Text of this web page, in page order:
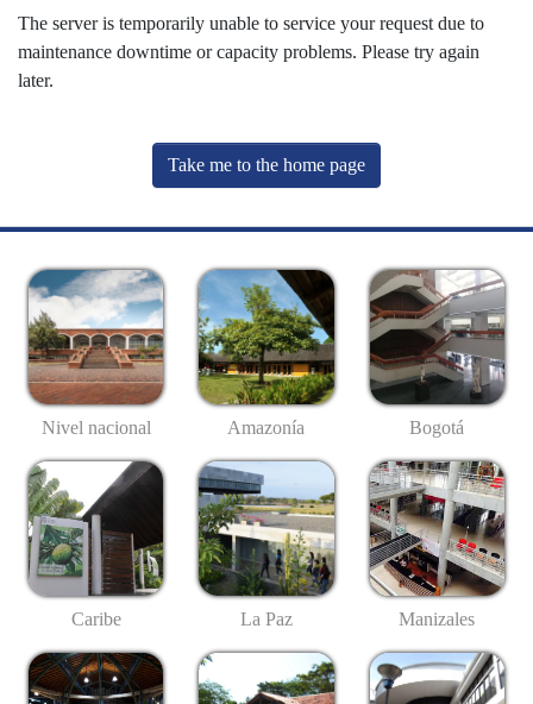
The server is temporarily unable to service your request due to
maintenance downtime or capacity problems. Please try again
later.
Take me to the home page
Nivel nacional Amazonía Bogotá
Caribe La Paz Manizales